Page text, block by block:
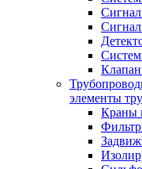
элементы
Краны